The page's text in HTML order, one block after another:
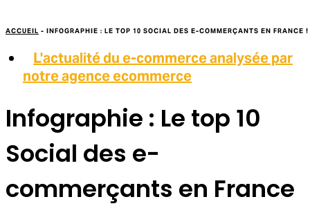
ACCUEIL - INFOGRAPHIE : LE TOP 10 SOCIAL DES E-COMMERÇANTS EN FRANCE !
L'actualité du e-commerce analysée par
notre agence ecommerce
Infographie : Le top 10
Social des e-
commerçants en France